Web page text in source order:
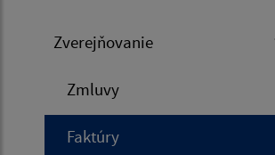
Zverejňovanie
Zmluvy
Faktúry